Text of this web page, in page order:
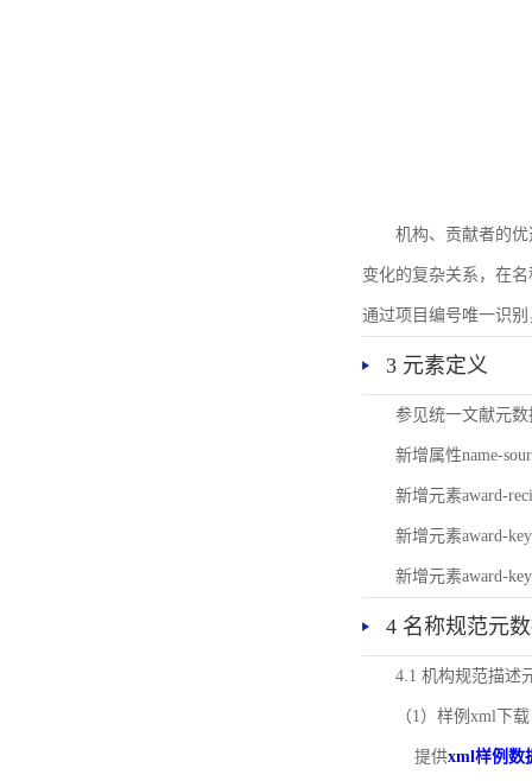
机构、贡献者的
变化的复杂关系，在
通过项目编号唯一识
3 元素定义
参见统一文献元
新增属性name-
新增元素award-
新增元素award-
新增元素award-
4 名称规范元
4.1 机构规范描述
（1）样例xml下载
提供xml样例数